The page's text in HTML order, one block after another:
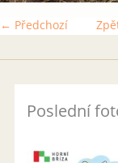
← Předchozí
Poslední